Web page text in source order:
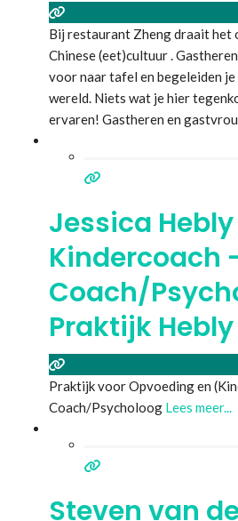
Bij restaurant Zheng draait het
Chinese (eet)cultuur .
voor naar tafel en begeleiden
wereld. Niets wat je hier
ervaren! Gastheren en
meegenomen door het keizerrijk
kunstobjecten
Jessica
Kindercoach
Coach/
Praktijk Hebly
Praktijk voor Opvoeding en
Coach/Psycholoog Lees meer...
Steven van